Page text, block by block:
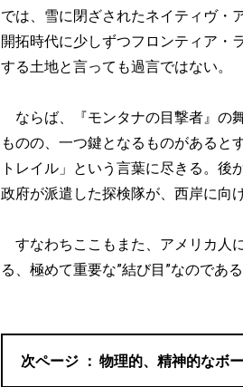
では、雪に閉ざされたネイティヴ・
開拓時代に少しずつフロンティア・
する土地と言っても過言ではない。
ならば、『モンタナの目撃者』の
ものの、一つ鍵となるものがあると
トレイル」という言葉に尽きる。後
政府が派遣した探検隊が、西岸に向
すなわちここもまた、アメリカ人
る、極めて重要な”結び目”なのである
物理的、精神的なボ